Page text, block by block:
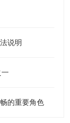
说明
的重要角色